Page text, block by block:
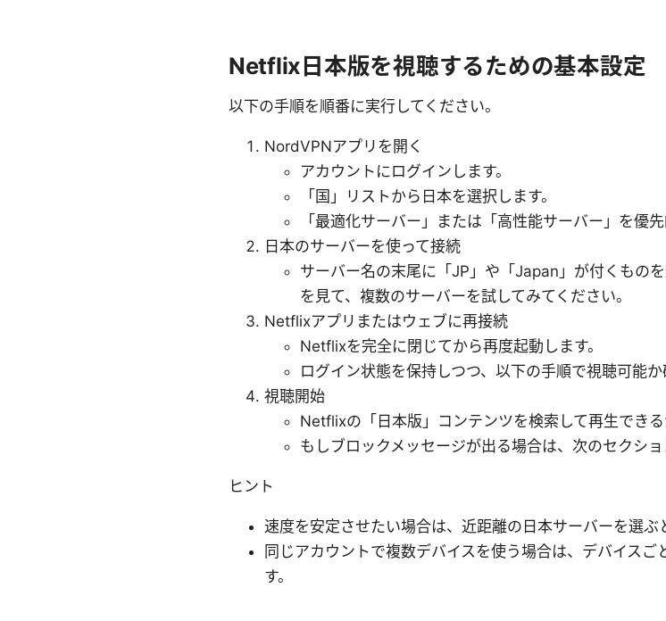
Netflix日本版を視聴するための基本設定
以下の手順を順番に実行してください。
NordVPNアプリを開く
アカウントにログインします。
「国」リストから日本を選択します。
「最適化サーバー」または「高性能サーバー」を優
日本のサーバーを使って接続
サーバー名の末尾に「JP」や「Japan」が付くもの
を見て、複数のサーバーを試してみてください。
Netflixアプリまたはウェブに再接続
Netflixを完全に閉じてから再度起動します。
ログイン状態を保持しつつ、以下の手順で視聴可能か
視聴開始
Netflixの「日本版」コンテンツを検索して再生できる
もしブロックメッセージが出る場合は、次のセクショ
ヒント
速度を安定させたい場合は、近距離の日本サーバーを選ぶ
同じアカウントで複数デバイスを使う場合は、デバイス
す。